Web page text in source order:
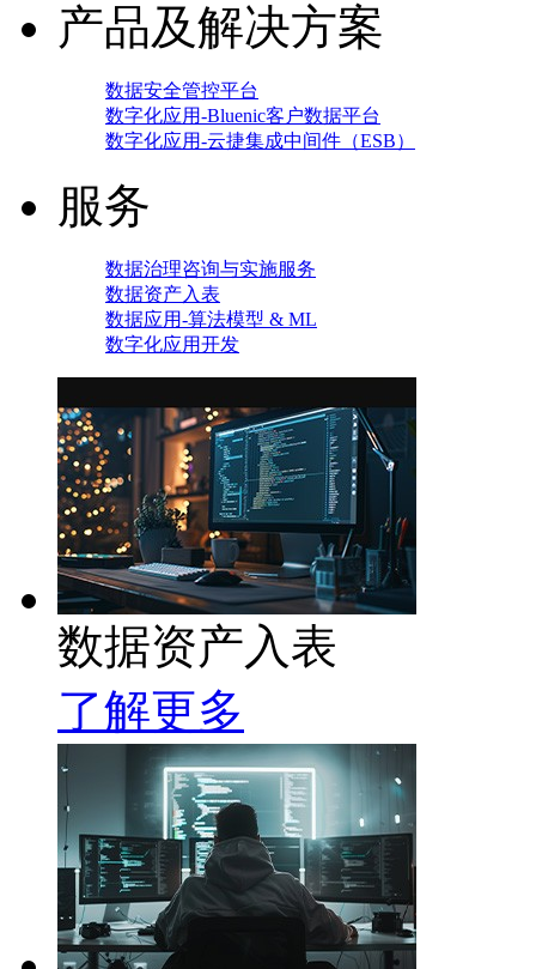
产品及解决方案
数据安全管控平台
数字化应用-Bluenic客户数据平台
数字化应用-云捷集成中间件（ESB）
服务
数据治理咨询与实施服务
数据资产入表
数据应用-算法模型 & ML
数字化应用开发
数据资产入表
了解更多